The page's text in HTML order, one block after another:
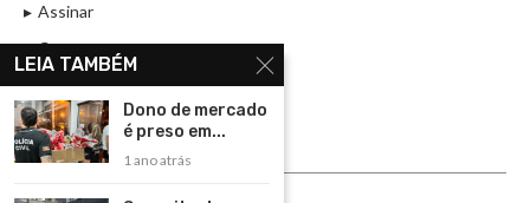
Assinar
Contato
Política de Privacidade
Rádio Maristela - Ao Vivo
LEIA TAMBÉM
Dono de mercado
é preso em...
1 ano atrás